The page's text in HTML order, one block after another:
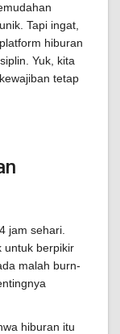
Tapi ingat,
hiburan
Yuk, kita
tetap
jam sehari.
untuk berpikir
malah burn-
hiburan itu